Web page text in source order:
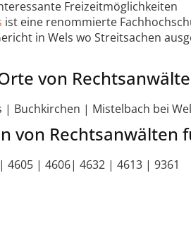
Freizeitmöglichkeiten
ist eine renommierte
in Wels wo Streitsachen
von
| Buchkirchen | Mistelbach bei
von Rechtsanwälten
| 4606| 4632 | 4613 | 9361